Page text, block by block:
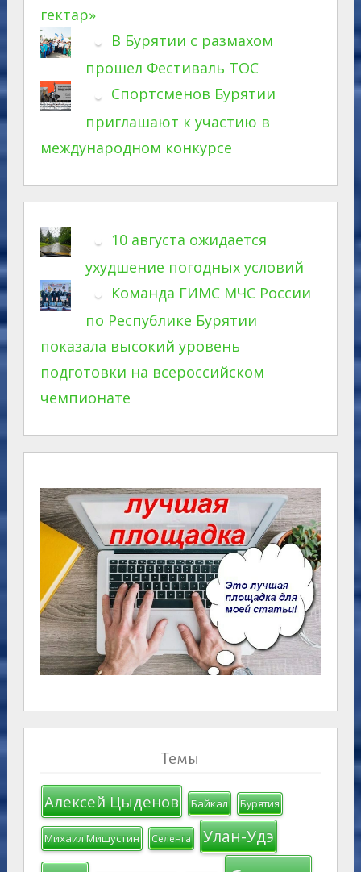
гектар»
В Бурятии с размахом
прошел Фестиваль ТОС
Спортсменов Бурятии
приглашают к участию в
международном конкурсе
10 августа ожидается
ухудшение погодных условий
Команда ГИМС МЧС России
по Республике Бурятии
показала высокий уровень
подготовки на всероссийском
чемпионате
Темы
Алексей Цыденов Байкал Бурятия
Михаил Мишустин Селенга Улан-Удэ